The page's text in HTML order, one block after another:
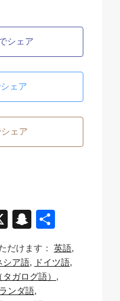
シェア
ェア
ェア
X
S
a
p
c
有
だけます： 英語
シア語
ドイツ語
ガログ語）
ンダ語